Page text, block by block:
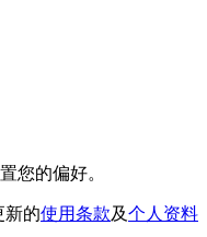
您的偏好。
新的使用条款及个人资料